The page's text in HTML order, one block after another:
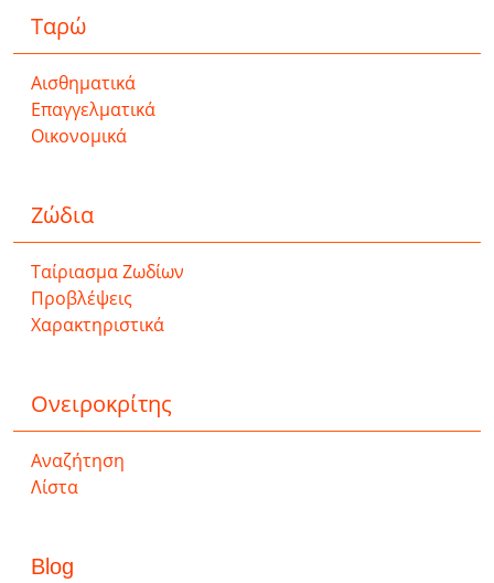
Ταρώ
Αισθηματικά
Επαγγελματικά
Οικονομικά
Ζώδια
Ταίριασμα Ζωδίων
Προβλέψεις
Χαρακτηριστικά
Ονειροκρίτης
Αναζήτηση
Λίστα
Blog